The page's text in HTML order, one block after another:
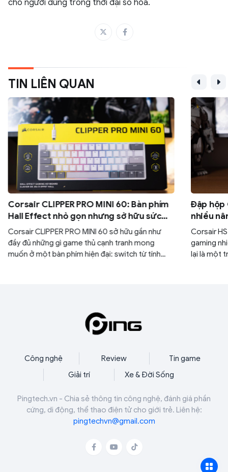
cho người dùng trong thời đại số hóa.
TIN LIÊN QUAN
Corsair CLIPPER PRO MINI 60: Bàn phím
Hall Effect nhỏ gọn nhưng sở hữu sức
mạnh
Corsair CLIPPER PRO MINI 60 sở hữu gần như
đầy đủ những gì game thủ cạnh tranh mong
muốn ở một bàn phím hiện đại: switch từ tính
Đập hộp
nhiều
tai nghe
Corsair
gaming
lại là một
Công nghệ Review
Tin game
Giải trí
Xe & Đời Sống
Pingtech.vn - Chia sẻ thông tin công nghệ, đánh giá phần
cứng, di động, thể thao điện tử cho giới trẻ. Liên hệ:
pingtechvn@gmail.com